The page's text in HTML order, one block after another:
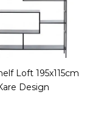
Loft 195x115cm
Design